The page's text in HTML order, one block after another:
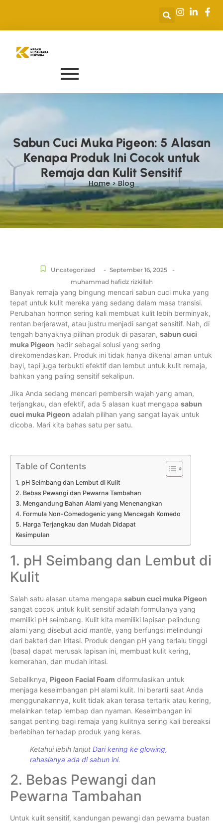
Sabun Cuci Muka Pigeon: 5 Alasan
Kenapa Produk Ini Cocok untuk
Remaja dan Kulit Sensitif
Home > Blog
Uncategorized - September 16, 2025 -
muhammad hafidz rizkillah
Banyak remaja yang bingung mencari sabun cuci muka yang
tepat untuk kulit mereka yang sedang dalam masa transisi.
Perubahan hormon sering kali membuat kulit lebih berminyak,
rentan berjerawat, atau justru menjadi sangat sensitif. Nah, di
tengah banyaknya pilihan produk di pasaran, sabun cuci
muka Pigeon hadir sebagai solusi yang sering
direkomendasikan. Produk ini tidak hanya dikenal aman untuk
bayi, tapi juga terbukti efektif dan lembut untuk kulit remaja,
bahkan yang paling sensitif sekalipun.
Jika Anda sedang mencari pembersih wajah yang aman,
terjangkau, dan efektif, ada 5 alasan kuat mengapa sabun
cuci muka Pigeon adalah pilihan yang sangat layak untuk
dicoba. Mari kita bahas satu per satu.
Table of Contents
1. pH Seimbang dan Lembut di Kulit
2. Bebas Pewangi dan Pewarna Tambahan
3. Mengandung Bahan Alami yang Menenangkan
4. Formula Non-Comedogenic yang Mencegah Komedo
5. Harga Terjangkau dan Mudah Didapat
Kesimpulan
1. pH Seimbang dan Lembut di
Kulit
Salah satu alasan utama mengapa sabun cuci muka Pigeon
sangat cocok untuk kulit sensitif adalah formulanya yang
memiliki pH seimbang. Kulit kita memiliki lapisan pelindung
alami yang disebut acid mantle, yang berfungsi melindungi
dari bakteri dan iritasi. Produk dengan pH yang terlalu tinggi
(basa) dapat merusak lapisan ini, membuat kulit kering,
kemerahan, dan mudah iritasi.
Sebaliknya, Pigeon Facial Foam diformulasikan untuk
menjaga keseimbangan pH alami kulit. Ini berarti saat Anda
menggunakannya, kulit tidak akan terasa tertarik atau kering,
melainkan tetap lembap dan nyaman. Keseimbangan ini
sangat penting bagi remaja yang kulitnya sering kali bereaksi
berlebihan terhadap produk yang keras.
Ketahui lebih lanjut Dari kering ke glowing,
rahasianya ada di sabun ini.
2. Bebas Pewangi dan
Pewarna Tambahan
Untuk kulit sensitif, kandungan pewangi dan pewarna buatan